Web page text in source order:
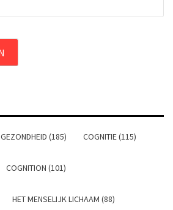
GEZONDHEID (185) COGNITIE (115)
COGNITION (101)
HET MENSELIJK LICHAAM (88)